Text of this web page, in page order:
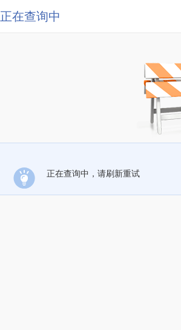
正在查询中
正在查询中，请刷新重试